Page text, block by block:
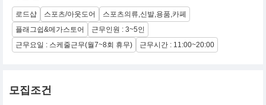
로드샵 스포츠/아웃도어
스포츠의류,신발,용품,카페
플래그쉽&메가스토어
근무인원 : 3~5인
근무요일 : 스케줄근무(월7~8회 휴무)
근무시간 : 11:00~20:00
모집조건